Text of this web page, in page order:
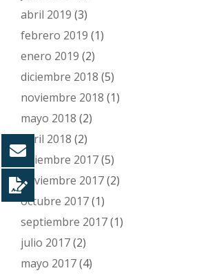
abril 2019 (3)
febrero 2019 (1)
enero 2019 (2)
diciembre 2018 (5)
noviembre 2018 (1)
mayo 2018 (2)
abril 2018 (2)
diciembre 2017(5)
noviembre 2017(2)
octubre 2017(1)
septiembre 2017(1)
julio 2017(2)
mayo 2017(4)